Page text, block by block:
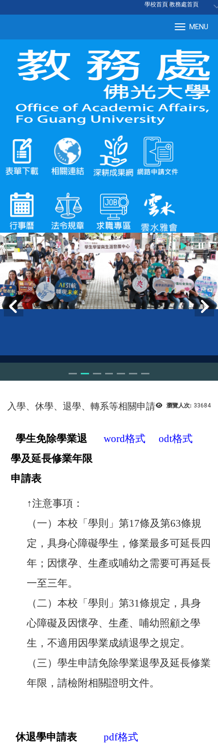
學校首頁 教務處首頁
MENU
瀏覽人次: 33684
入學、休學、退學、轉系等相關申請
學生免除學業退
學及延長修業年限
申請表
word格式 odt格式
↑注意事項：
（一）本校「學則」第17條及第63條規
定，具身心障礙學生，修業最多可延長四
年；因懷孕、生產或哺幼之需要可再延長
一至三年。
（二）本校「學則」第31條規定，具身
心障礙及因懷孕、生產、哺幼照顧之學
生，不適用因學業成績退學之規定。
（三）學生申請免除學業退學及延長修業
年限，請檢附相關證明文件。
休退學申請表 pdf格式